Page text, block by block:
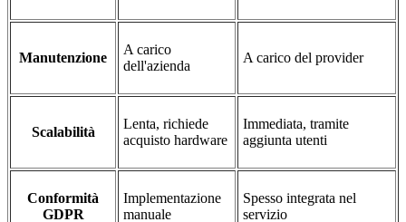
Manutenzione
A carico
dell'azienda
A carico del provider
Scalabilità
Lenta, richiede
acquisto hardware
Immediata, tramite
aggiunta utenti
Conformità
GDPR
Implementazione
manuale
Spesso integrata nel
servizio